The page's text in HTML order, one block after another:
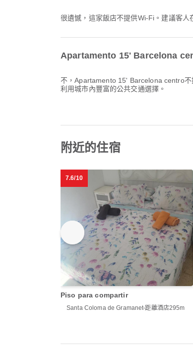
很遺憾，這家飯店不提供Wi-Fi。建議客人
Apartamento 15' Barcelona
不，Apartamento 15' Barcelona centro
利用城市內豐富的公共交通選擇。
附近的住宿
7.6/10
Piso para compartir
Santa Coloma de Gramanet 距離酒店295m